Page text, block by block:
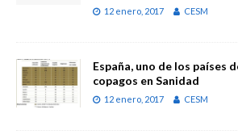
12 enero, 2017 CESM
España, uno de los países
copagos en Sanidad
12 enero, 2017 CESM